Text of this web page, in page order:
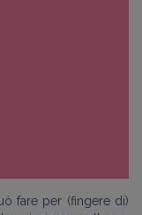
fare per (fingere di)